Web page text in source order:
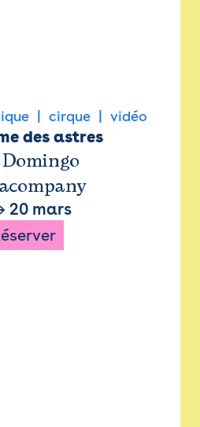
cirque vidéo
des astres
20 mars